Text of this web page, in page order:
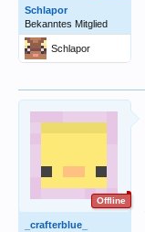
Schlapor
Bekanntes Mitglied
Schlapor
Offline
_crafterblue_